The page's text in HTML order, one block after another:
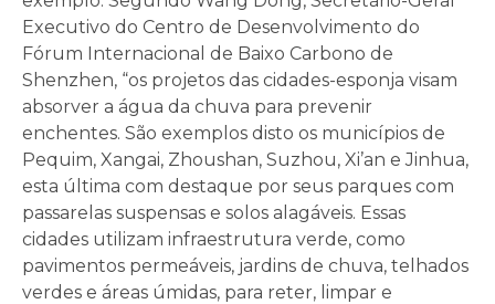
Executivo do Centro de Desenvolvimento do
Fórum Internacional de Baixo Carbono de
Shenzhen, “os projetos das cidades-esponja visam
absorver a água da chuva para prevenir
enchentes. São exemplos disto os municípios de
Pequim, Xangai, Zhoushan, Suzhou, Xi’an e Jinhua,
esta última com destaque por seus parques com
passarelas suspensas e solos alagáveis. Essas
cidades utilizam infraestrutura verde, como
pavimentos permeáveis, jardins de chuva, telhados
verdes e áreas úmidas, para reter, limpar e